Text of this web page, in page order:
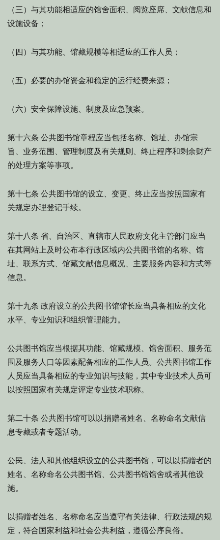
（三）与其功能相适应的馆舍面积、阅览座席、文献信息和
设施设备；
（四）与其功能、馆藏规模等相适应的工作人员；
（五）必要的办馆资金和稳定的运行经费来源；
（六）安全保障设施、制度及应急预案。
第十六条 公共图书馆章程应当包括名称、馆址、办馆宗
旨、业务范围、管理制度及有关规则、终止程序和剩余财产
的处理方案等事项。
第十七条 公共图书馆的设立、变更、终止应当按照国家有
关规定办理登记手续。
第十八条 省、自治区、直辖市人民政府文化主管部门应当
在其网站上及时公布本行政区域内公共图书馆的名称、馆
址、联系方式、馆藏文献信息概况、主要服务内容和方式等
信息。
第十九条 政府设立的公共图书馆馆长应当具备相应的文化
水平、专业知识和组织管理能力。
公共图书馆应当根据其功能、馆藏规模、馆舍面积、服务范
围及服务人口等因素配备相应的工作人员。公共图书馆工作
人员应当具备相应的专业知识与技能，其中专业技术人员可
以按照国家有关规定评定专业技术职称。
第二十条 公共图书馆可以以捐赠者姓名、名称命名文献信
息专藏或者专题活动。
公民、法人和其他组织设立的公共图书馆，可以以捐赠者的
姓名、名称命名公共图书馆、公共图书馆馆舍或者其他设
施。
以捐赠者姓名、名称命名应当遵守有关法律、行政法规的规
定，符合国家利益和社会公共利益，遵循公序良俗。